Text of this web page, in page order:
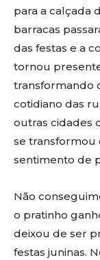
para a calçada
barracas
das festas e a
tornou
transformando
cotidiano das
outras cidades
se transformou
sentimento de
Não
o pratinho
deixou de ser
festas juninas.